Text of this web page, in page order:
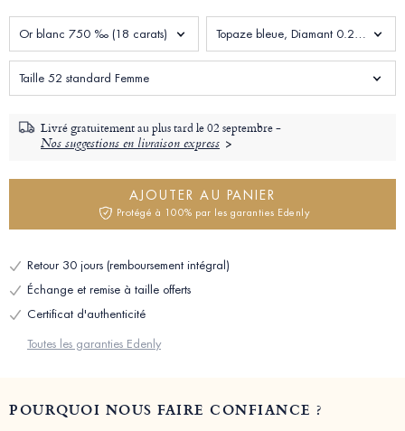
Or blanc 750 ‰ (18 carats) Topaze bleue, Diamant 0.206 carat
Taille 52 standard Femme
Livré gratuitement au plus tard le02 septembre -
Nos suggestions en livraison express
AJOUTER AU PANIER
Protégé à 100% par les garanties Edenly
Retour 30 jours (remboursement intégral)
Échange et remise à taille offerts
Certificat d'authenticité
Toutes les garanties Edenly
POURQUOI NOUS FAIRE CONFIANCE ?